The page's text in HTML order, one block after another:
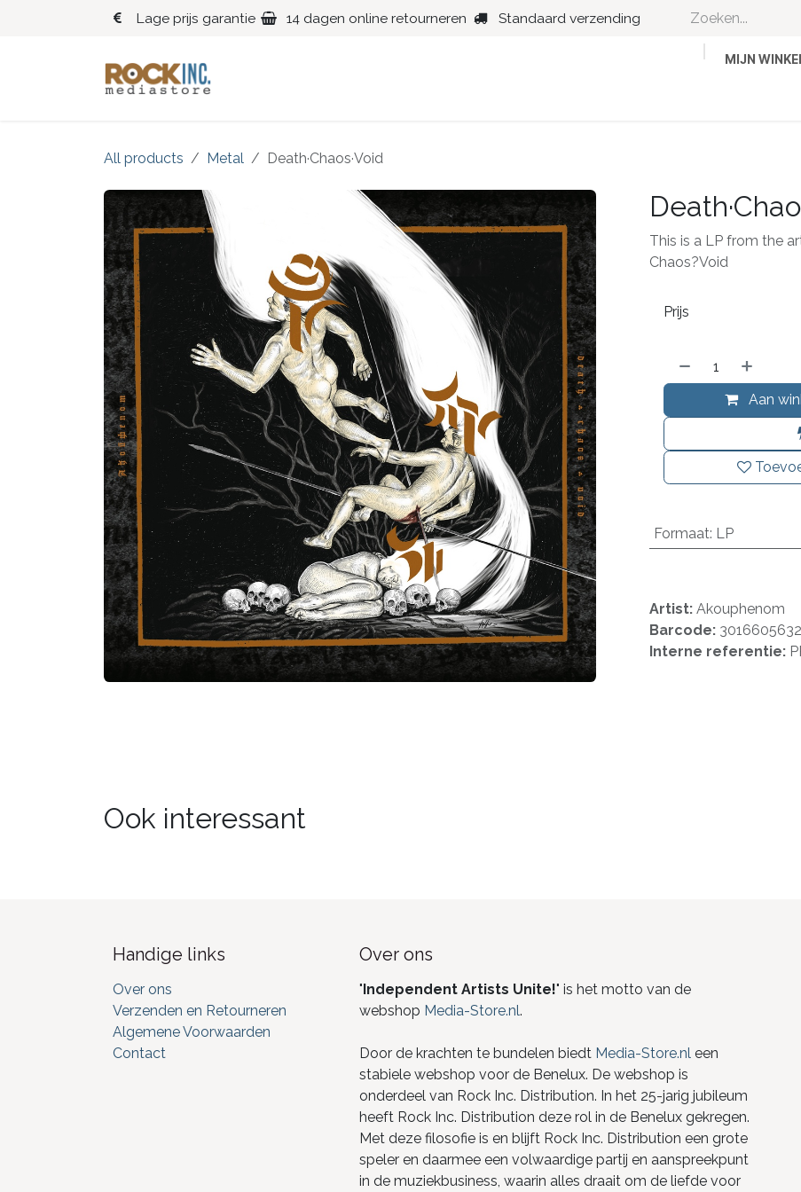
Overslaan naar inhoud
Lage prijs garantie 14 dagen online retourneren Standaard verzending
MIJN
All products Metal Death·Chaos·Void
This is a LP from the
Chaos?Void
Aan
Prijs
Formaat: LP
Artist: Akouphenom
Barcode:
Interne referentie:
Ook interessant
Handige links
Over ons
Verzenden en Retourneren
Algemene Voorwaarden
Contact
Over ons
"Independent Artists Unite!" is het motto van de
webshop Media-Store.nl.
Door de krachten te bundelen biedt Media-Store.nleen
stabiele webshop voor de Benelux. De webshop is
onderdeel van Rock Inc. Distribution. In het 25-jarig jubileum
heeft Rock Inc. Distribution deze rol in de Benelux gekregen.
Met deze filosofie is en blijft Rock Inc. Distribution een grote
speler en daarmee een volwaardige partij en aanspreekpunt
in de muziekbusiness, waarin alles draait om de liefde voor